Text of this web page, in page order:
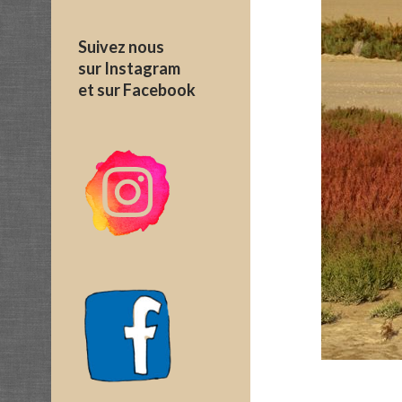
Suivez nous
sur Instagram
et sur Facebook